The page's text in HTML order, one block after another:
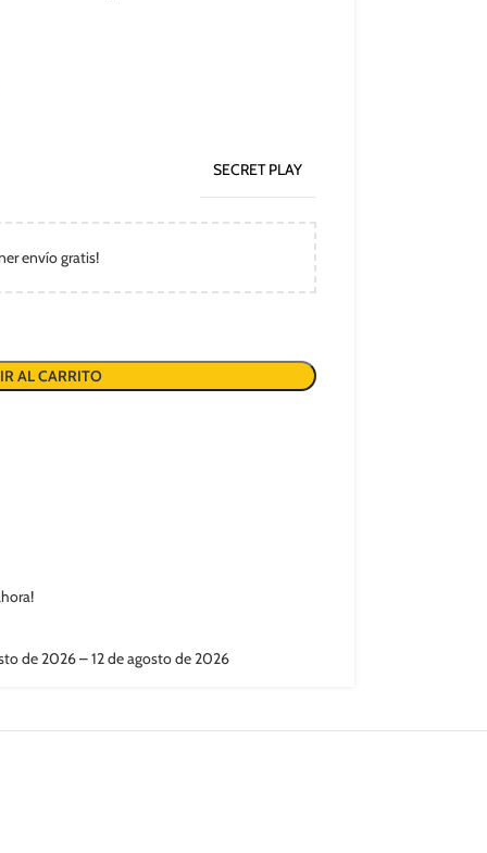
SECRET PLAY
envío gratis!
AL CARRITO
de 2026 – 12 de agosto de 2026